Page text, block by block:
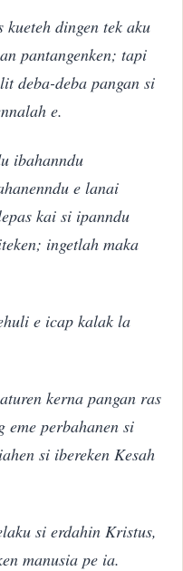
kueteh dingen tek aku
pantangenken; tapi
deba-deba pangan si
e.
ibahanndu
e lanai
kai si ipanndu
ingetlah maka
e icap kalak la
kerna pangan ras
eme perbahanen si
si ibereken Kesah
si erdahin Kristus,
manusia pe ia.